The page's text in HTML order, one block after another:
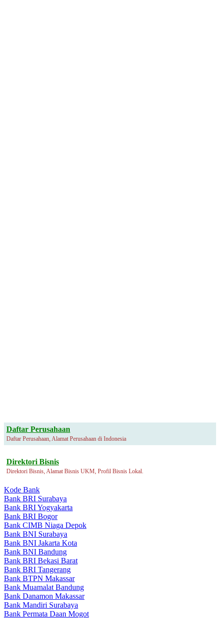
Daftar Perusahaan
Daftar Perusahaan, Alamat Perusahaan di Indonesia
Direktori Bisnis
Direktori Bisnis, Alamat Bisnis UKM, Profil Bisnis Lokal.
Kode Bank
Bank BRI Surabaya
Bank BRI Yogyakarta
Bank BRI Bogor
Bank CIMB Niaga Depok
Bank BNI Surabaya
Bank BNI Jakarta Kota
Bank BNI Bandung
Bank BRI Bekasi Barat
Bank BRI Tangerang
Bank BTPN Makassar
Bank Muamalat Bandung
Bank Danamon Makassar
Bank Mandiri Surabaya
Bank Permata Daan Mogot